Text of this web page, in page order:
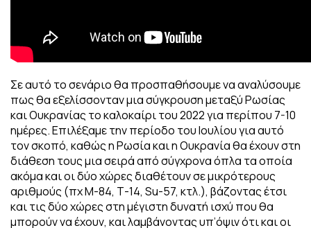
Σε αυτό το σενάριο θα προσπαθήσουμε να αναλύσουμε
πως θα εξελίσσονταν μια σύγκρουση μεταξύ Ρωσίας
και Ουκρανίας το καλοκαίρι του 2022 για περίπου 7-10
ημέρες. Επιλέξαμε την περίοδο του Ιουλίου για αυτό
τον σκοπό, καθώς η Ρωσία και η Ουκρανία θα έχουν στη
διάθεση τους μια σειρά από σύγχρονα όπλα τα οποία
ακόμα και οι δύο χώρες διαθέτουν σε μικρότερους
αριθμούς (πχ Μ-84, Τ-14, Su-57, κτλ.), βάζοντας έτσι
και τις δύο χώρες στη μέγιστη δυνατή ισχύ που θα
μπορούν να έχουν, και λαμβάνοντας υπ’όψιν ότι και οι